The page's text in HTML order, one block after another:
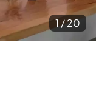
1 /20